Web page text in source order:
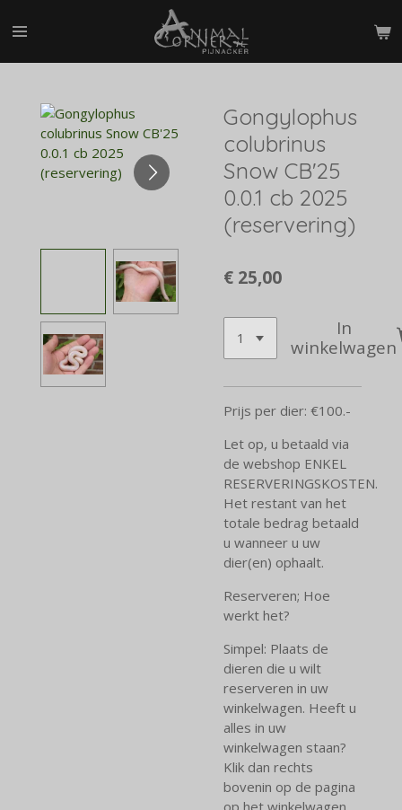
direct
Gongylophus
colubrinus
Snow CB'25
0.0.1 cb 2025
(reservering)
€ 25,00
In
winkelwagen
Prijs per dier: €100.-
Let op, u betaald via
de webshop ENKEL
RESERVERINGSKOSTEN.
Het restant van het
totale bedrag betaald
u wanneer u uw
dier(en) ophaalt.
Reserveren; Hoe
werkt het?
Simpel: Plaats de
dieren die u wilt
reserveren in uw
winkelwagen. Heeft u
alles in uw
winkelwagen staan?
Klik dan rechts
bovenin op de pagina
op het winkelwagen